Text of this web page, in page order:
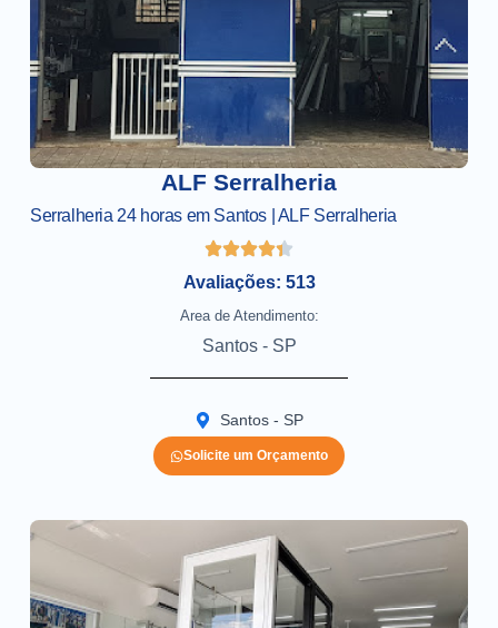
ALF Serralheria
Serralheria 24 horas em Santos | ALF Serralheria
Avaliações: 513
Area de Atendimento:
Santos - SP
Santos - SP
Solicite um Orçamento